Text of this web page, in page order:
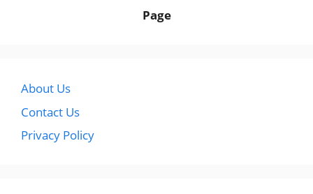
Page
About Us
Contact Us
Privacy Policy